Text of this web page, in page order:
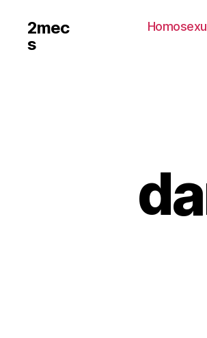
2mec
s